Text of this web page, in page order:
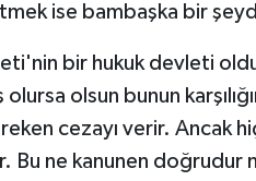
ise bambaşka bir
bir hukuk devleti
olursa olsun bunun
cezayı verir. Ancak
Bu ne kanunen doğrudur